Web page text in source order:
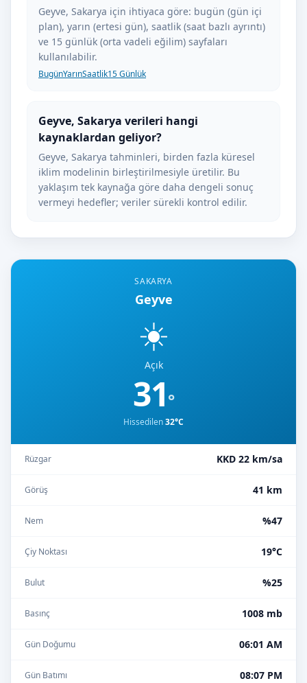
SAKARYA
Geyve
☀️
Açık
31°
Hissedilen32°C
Rüzgar KKD 22 km/sa
Görüş 41 km
Nem %47
Çiy Noktası 19°C
Bulut %25
Basınç 1008 mb
Gün Doğumu 06:01 AM
Gün Batımı 08:07 PM
Geyve, Sakarya için ihtiyaca göre: bugün (gün içi
plan), yarın (ertesi gün), saatlik (saat bazlı ayrıntı)
ve 15 günlük (orta vadeli eğilim) sayfaları
kullanılabilir.
BugünYarınSaatlik15 Günlük
Geyve, Sakarya verileri hangi
kaynaklardan geliyor?
Geyve, Sakarya tahminleri, birden fazla küresel
iklim modelinin birleştirilmesiyle üretilir. Bu
yaklaşım tek kaynağa göre daha dengeli sonuç
vermeyi hedefler; veriler sürekli kontrol edilir.